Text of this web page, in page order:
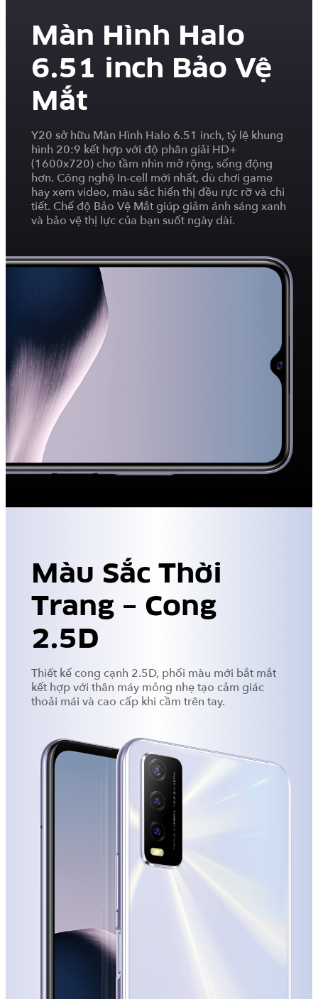
Màn Hình Halo
6.51 inch Bảo Vệ
Mắt
Y20 sở hữu Màn Hình Halo 6.51 inch, tỷ lệ khung
hình 20:9 kết hợp với độ phân giải HD+
(1600x720) cho tầm nhìn mở rộng, sống động
hơn. Công nghệ In-cell mới nhất, dù chơi game
hay xem video, màu sắc hiển thị đều rực rỡ và chi
tiết. Chế độ Bảo Vệ Mắt giúp giảm ánh sáng xanh
và bảo vệ thị lực của bạn suốt ngày dài.
Màu Sắc Thời
Trang – Cong
2.5D
Thiết kế cong cạnh 2.5D, phối màu mới bắt mắt
kết hợp với thân máy mỏng nhẹ tạo cảm giác
thoải mái và cao cấp khi cầm trên tay.